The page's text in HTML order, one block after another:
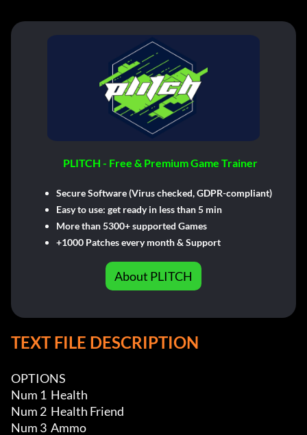
PLITCH - Free & Premium Game Trainer
Secure Software (Virus checked, GDPR-compliant)
Easy to use: get ready in less than 5 min
More than 5300+ supported Games
+1000 Patches every month & Support
About PLITCH
TEXT FILE DESCRIPTION
OPTIONS
Num 1  Health
Num 2  Health Friend
Num 3  Ammo